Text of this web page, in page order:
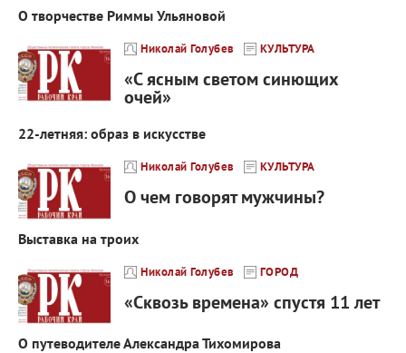
О творчестве Риммы Ульяновой
Николай Голубев КУЛЬТУРА
«С ясным светом синющих
очей»
22-летняя: образ в искусстве
Николай Голубев КУЛЬТУРА
О чем говорят мужчины?
Выставка на троих
Николай Голубев ГОРОД
«Сквозь времена» спустя 11 лет
О путеводителе Александра Тихомирова